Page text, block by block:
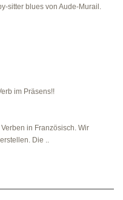
sitter blues von Aude-Murail.
im Präsens!!
in Französisch. Wir
Die ..